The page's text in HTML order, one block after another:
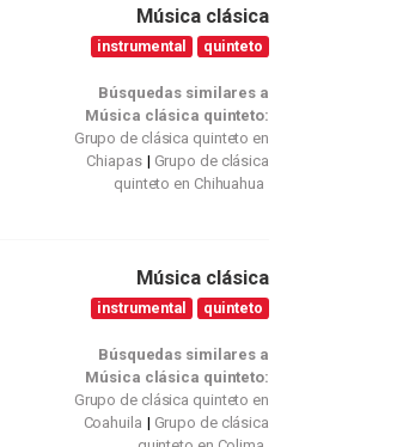
Música clásica
instrumental quinteto
Búsquedas similares a
Música clásica quinteto:
Grupo de clásica quinteto en
Chiapas
Grupo de clásica
quinteto en Chihuahua
Música clásica
instrumental quinteto
Búsquedas similares a
Música clásica quinteto:
Grupo de clásica quinteto en
Coahuila
Grupo de clásica